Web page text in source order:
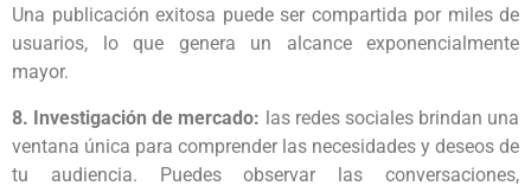
Una publicación exitosa puede ser compartida por miles de
usuarios, lo que genera un alcance exponencialmente
mayor.
8. Investigación de mercado: las redes sociales brindan una
ventana única para comprender las necesidades y deseos de
tu audiencia. Puedes observar las conversaciones,